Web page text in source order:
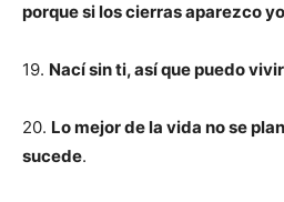
porque si los cierras aparezco yo
19. Nací sin ti, así que puedo
20. Lo mejor de la vida no se
sucede.